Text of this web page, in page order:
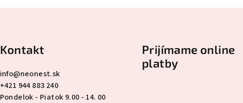
Kontakt
info@neonest.sk
+421 944 883 240
Pondelok - Piatok 9.00 - 14. 00
Prijímame online
platby